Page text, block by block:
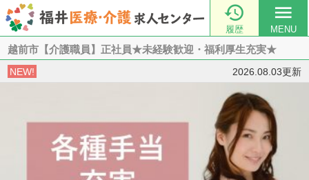

履歴
menu
MENU
越前市【介護職員】正社員★未経験歓迎・福利厚生充実★
NEW! 2026.08.03更新